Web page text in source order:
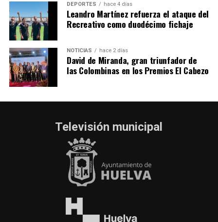
DEPORTES hace 4 días
Leandro Martínez refuerza el ataque del
Recreativo como duodécimo fichaje
NOTICIAS hace 2 días
David de Miranda, gran triunfador de
las Colombinas en los Premios El Cabezo
Televisión municipal